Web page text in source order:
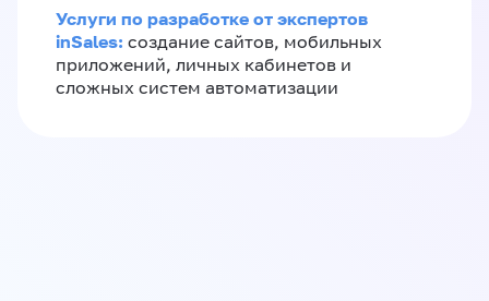
Услуги по разработке от экспертов
inSales: создание сайтов, мобильных
приложений, личных кабинетов и
сложных систем автоматизации